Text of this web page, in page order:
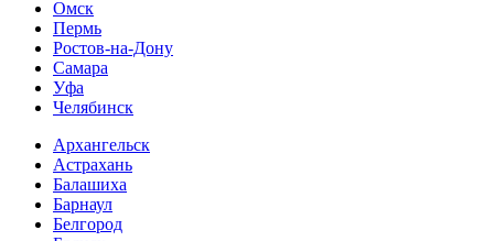
Омск
Пермь
Ростов-на-Дону
Самара
Уфа
Челябинск
Архангельск
Астрахань
Балашиха
Барнаул
Белгород